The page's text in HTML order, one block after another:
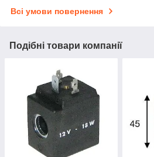
Всі умови повернення
Подібні товари компанії